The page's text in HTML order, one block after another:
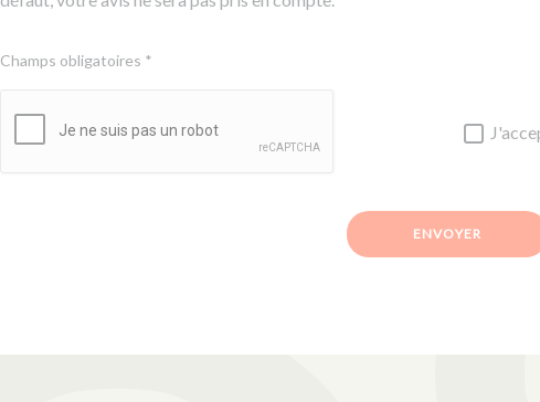
Champs obligatoires *
ENVOYER